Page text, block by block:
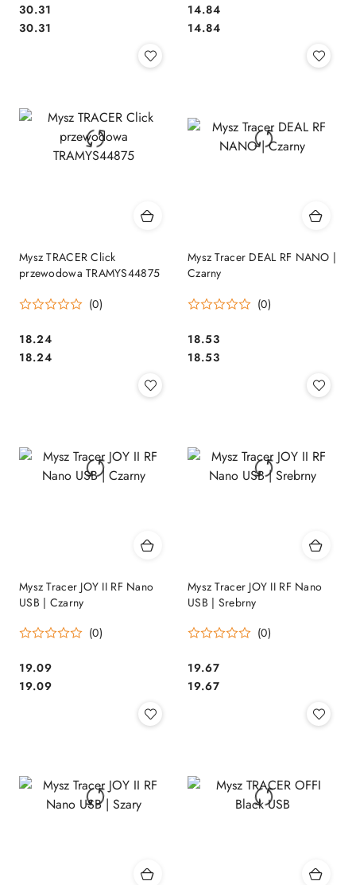
Cena:
30.31
Cena:
30.31
Cena:
14.84
Cena:
14.84
Mysz TRACER Click
przewodowa TRAMYS44875
(0)
Cena:
18.24
Cena:
18.24
Mysz Tracer DEAL RF NANO |
Czarny
(0)
Cena:
18.53
Cena:
18.53
Mysz Tracer JOY II RF Nano
USB | Czarny
(0)
Cena:
19.09
Cena:
19.09
Mysz Tracer JOY II RF Nano
USB | Srebrny
(0)
Cena:
19.67
Cena:
19.67